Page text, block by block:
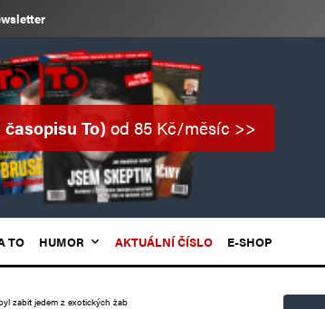
To)od 85 Kč/měsíc >>
TO HUMOR AKTUÁLNÍ ČÍSLO E-SHOP
zabit jedem z exotických žab